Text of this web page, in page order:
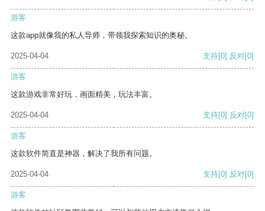
游客
这款app就像我的私人导师，带领我探索知识的奥秘。
2025-04-04 支持[0] 反对[0]
游客
这款游戏非常好玩，画面精美，玩法丰富。
2025-04-04 支持[0] 反对[0]
游客
这款软件简直是神器，解决了我所有问题。
2025-04-04 支持[0] 反对[0]
游客